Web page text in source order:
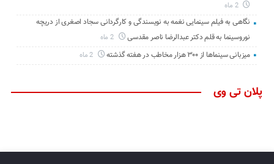
2 ماه
نگاهی به فیلم سینمایی نغمه به نویسندگی و کارگردانی سجاد اصغری از دریچه
نوروسینما به قلم دکتر عبدالرضا ناصر مقدسی
2 ماه
میزبانی سینماها از ۳۰۰ هزار مخاطب در هفته گذشته 2 ماه
پلان تی وی